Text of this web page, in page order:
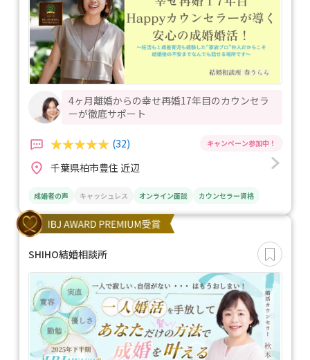
4ヶ月離婚からの幸せ再婚17年目のカウンセラ
ーが徹底サポート
(32)
千葉県柏市豊住 近辺
成婚者の声 キャッシュレス オンライン面談 カウンセラー資格
SHIHO結婚相談所